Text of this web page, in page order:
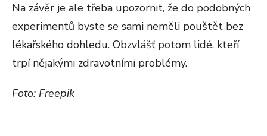
Na závěr je ale třeba upozornit, že do podobných
experimentů byste se sami neměli pouštět bez
lékařského dohledu. Obzvlášť potom lidé, kteří
trpí nějakými zdravotními problémy.
Foto: Freepik